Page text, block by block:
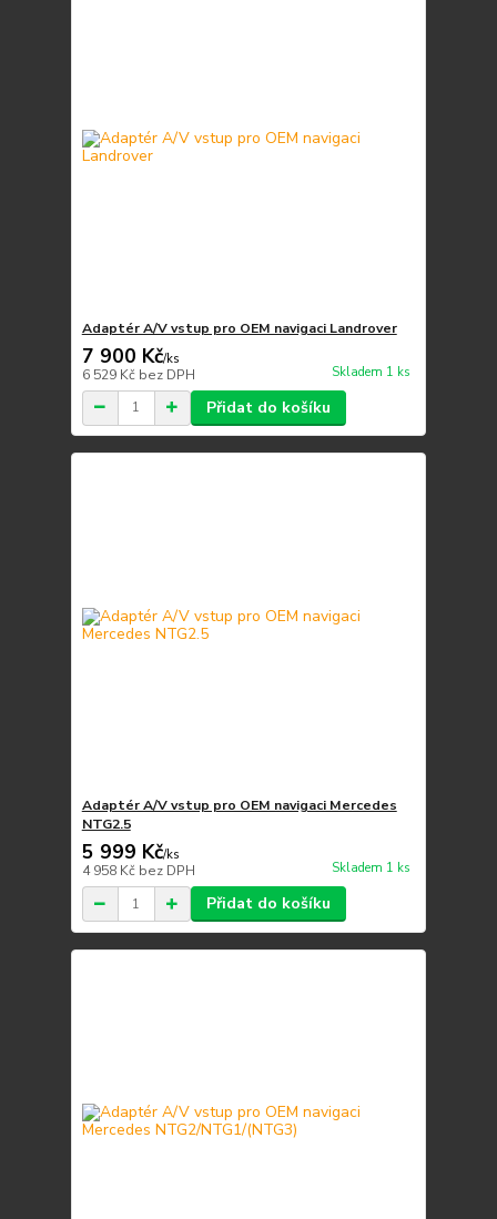
Adaptér A/V vstup pro OEM navigaci Landrover
7 900 Kč/ks
6 529 Kč bez DPH Skladem 1 ks
Přidat do košíku
Adaptér A/V vstup pro OEM navigaci Mercedes
NTG2.5
5 999 Kč/ks
4 958 Kč bez DPH Skladem 1 ks
Přidat do košíku